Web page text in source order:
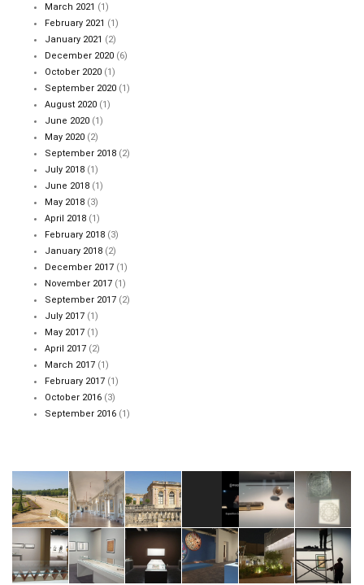
March 2021 (1)
February 2021 (1)
January 2021 (2)
December 2020 (6)
October 2020 (1)
September 2020 (1)
August 2020 (1)
June 2020 (1)
May 2020 (2)
September 2018 (2)
July 2018 (1)
June 2018 (1)
May 2018 (3)
April 2018 (1)
February 2018 (3)
January 2018 (2)
December 2017 (1)
November 2017 (1)
September 2017 (2)
July 2017 (1)
May 2017 (1)
April 2017 (2)
March 2017 (1)
February 2017 (1)
October 2016 (3)
September 2016 (1)